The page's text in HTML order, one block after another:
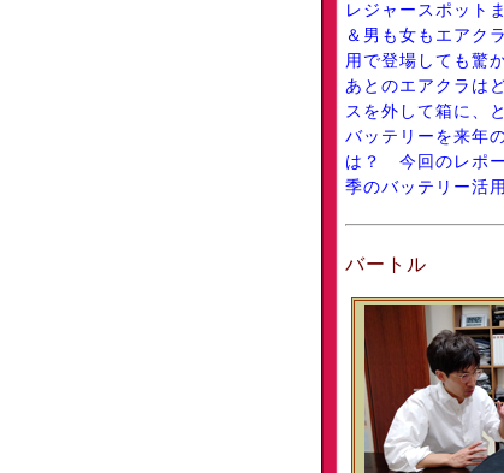
レジャースポット
＆男も女もエアク
用で登場しても驚
あとのエアクラは
スを外して箱に、
バッテリーを来年
は？ 今回のレポー
季のバッテリー活
バートル